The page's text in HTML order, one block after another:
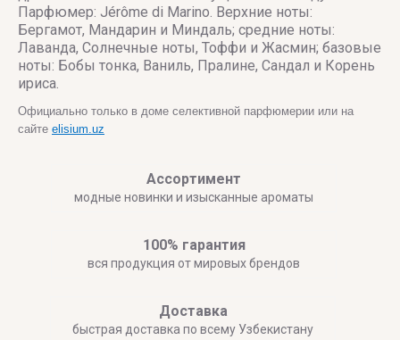
Парфюмер: Jérôme di Marino. Верхние ноты:
Бергамот, Мандарин и Миндаль; средние ноты:
Лаванда, Солнечные ноты, Тоффи и Жасмин; базовые
ноты: Бобы тонка, Ваниль, Пралине, Сандал и Корень
ириса.
Официально только в доме селективной парфюмерии или на
сайте elisium.uz
Ассортимент
модные новинки и изысканные ароматы
100% гарантия
вся продукция от мировых брендов
Доставка
быстрая доставка по всему Узбекистану